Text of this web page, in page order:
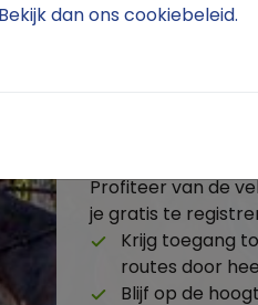
Heb je nog
Profiteer van de
je gratis te
Krijg toegang
routes door
Blijf op de
Bekijk dan ons cookiebeleid.